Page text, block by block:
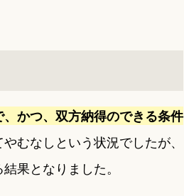
かつ、双方納得のできる条件
むなしという状況でしたが、
果となりました。